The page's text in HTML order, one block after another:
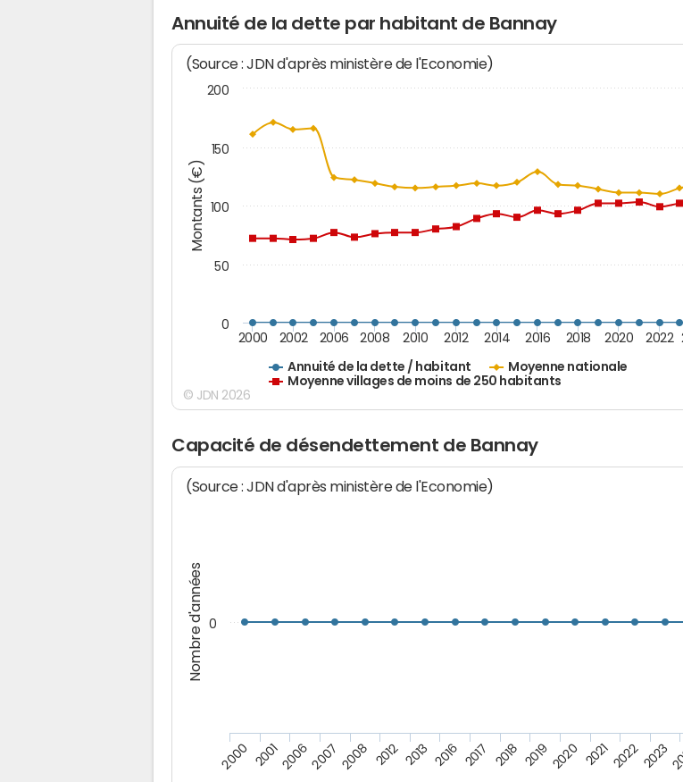
Annuité de la dette par habitant de Bannay
Montants (€)
(Source : JDN d'après ministère de l'Economie)
Annuité de la dette / habitant
Moyenne nationale
Moyenne villages de moins de 250 habitants
2000 2002 2006 2008 2010 2012 2014 2016 2018 2020 2022
0
50
100
150
200
© JDN 2026
Capacité de désendettement de Bannay
Nombre d'années
(Source : JDN d'après ministère de l'Economie)
2000 200120062007 2008 2012 2013 2016 2017 2018 20192020 2021 20222023
0